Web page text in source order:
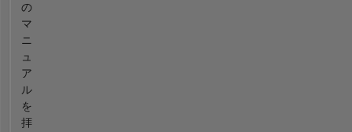
の
マ
ニ
ュ
ア
ル
を
拝